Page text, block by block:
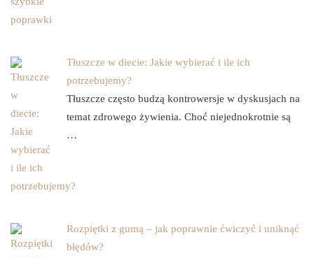
Tłuszcze w diecie: Jakie wybierać i ile ich
potrzebujemy?
Tłuszcze często budzą kontrowersje w dyskusjach na
temat zdrowego żywienia. Choć niejednokrotnie są
…
Rozpiętki z gumą – jak poprawnie ćwiczyć i uniknąć
błędów?